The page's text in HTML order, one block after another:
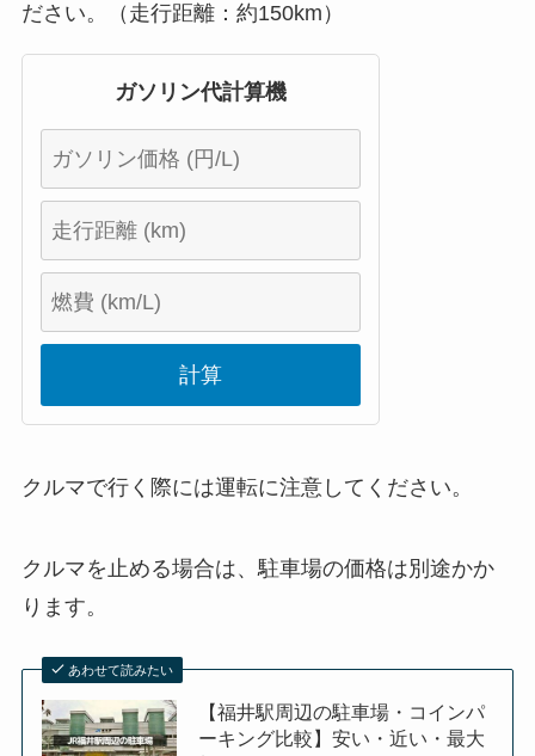
ださい。（走行距離：約150km）
ガソリン代計算機
計算
クルマで行く際には運転に注意してください。
クルマを止める場合は、駐車場の価格は別途かか
ります。
あわせて読みたい
【福井駅周辺の駐車場・コインパ
ーキング比較】安い・近い・最大